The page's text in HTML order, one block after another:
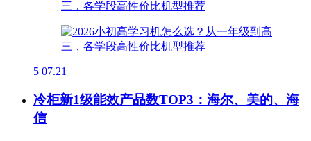
5 07.21
冷柜新1级能效产品数TOP3：海尔、美的、海
信